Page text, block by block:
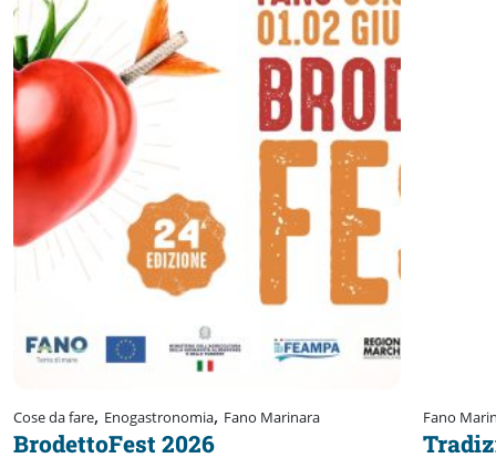
Cose da fare, Enogastronomia, Fano Marinara
BrodettoFest 2026
Fano